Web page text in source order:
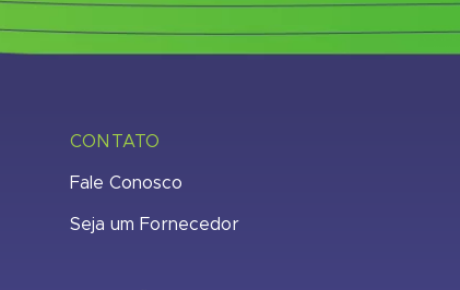
CONTATO
Fale Conosco
Seja um Fornecedor